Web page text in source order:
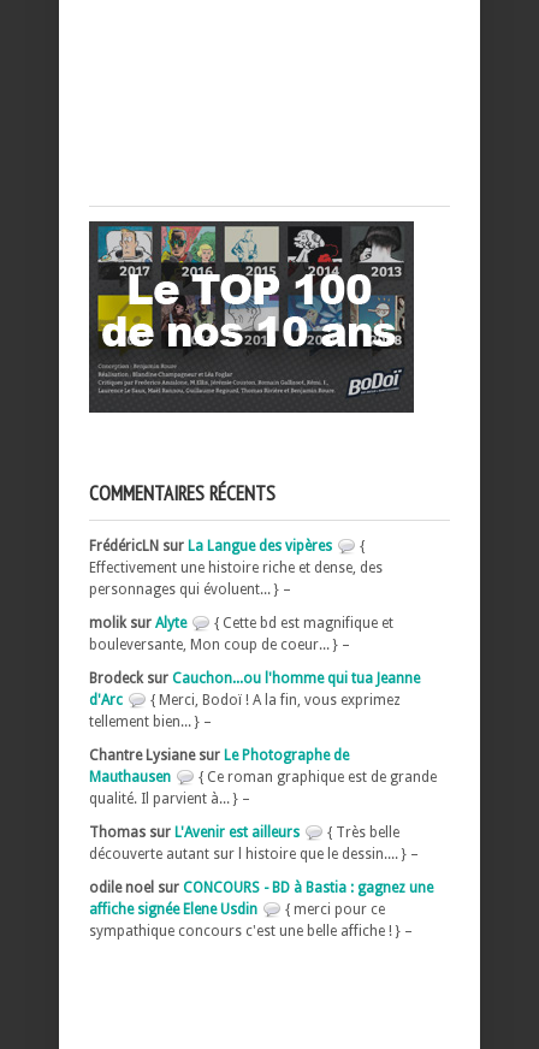
COMMENTAIRES RÉCENTS
FrédéricLN sur La Langue des vipères
{
Effectivement une histoire riche et dense, des
personnages qui évoluent... } –
molik sur Alyte
{ Cette bd est magnifique et
bouleversante, Mon coup de coeur... } –
Brodeck sur Cauchon...ou l'homme qui tua Jeanne
d'Arc
{ Merci, Bodoï ! A la fin, vous exprimez
tellement bien... } –
Chantre Lysiane sur Le Photographe de
Mauthausen
{ Ce roman graphique est de grande
qualité. Il parvient à... } –
Thomas sur L'Avenir est ailleurs
{ Très belle
découverte autant sur l histoire que le dessin.... } –
odile noel sur CONCOURS - BD à Bastia : gagnez une
affiche signée Elene Usdin
{ merci pour ce
sympathique concours c'est une belle affiche ! } –